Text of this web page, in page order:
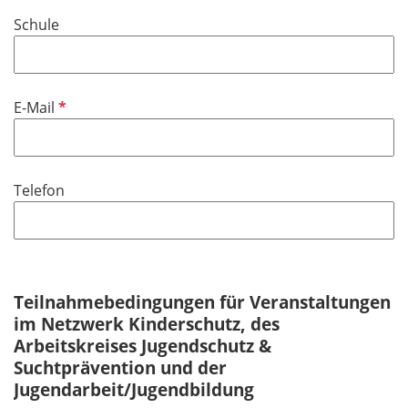
e
dt
e
d
Schule
E-Mail P
l
c
t
l
d
Telefon
Teilnahmebedingungen für Veranstaltungen
im Netzwerk Kinderschutz, des
Arbeitskreises Jugendschutz &
Suchtprävention und der
Jugendarbeit/Jugendbildung